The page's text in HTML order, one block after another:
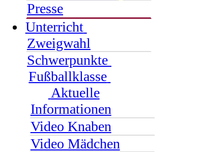
Presse
Unterricht
Zweigwahl
Schwerpunkte
Fußballklasse
Aktuelle
Informationen
Video Knaben
Video Mädchen